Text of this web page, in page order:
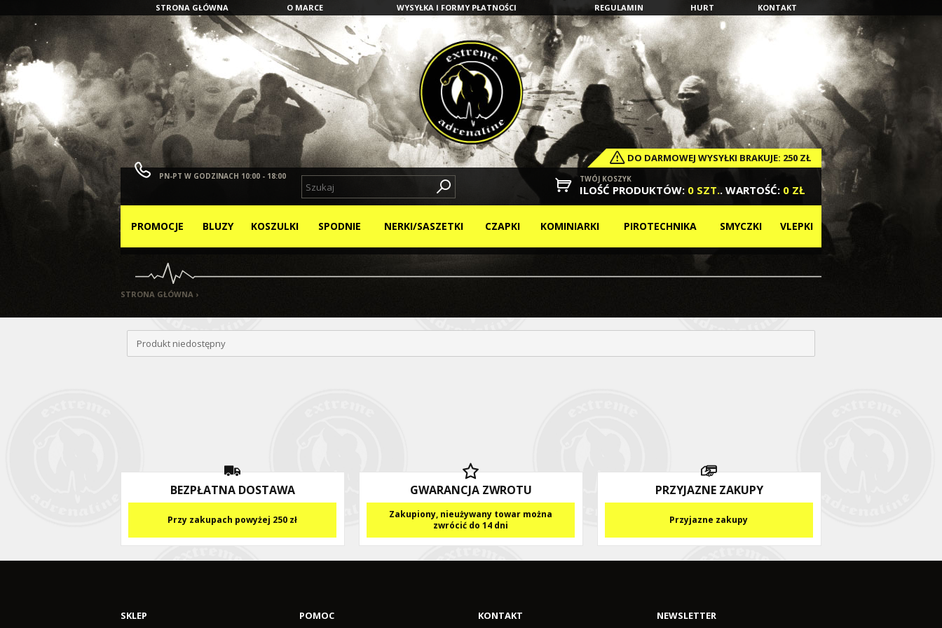
STRONA GŁÓWNA O MARCE WYSYŁKA I FORMY PŁATNOŚCI REGULAMIN HURT KONTAKT
DO DARMOWEJ WYSYŁKI BRAKUJE: 250 ZŁ
PN-PT W GODZINACH 10:00 - 18:00 TWÓJ KOSZYK
ILOŚĆ PRODUKTÓW: 0 SZT.. WARTOŚĆ: 0 ZŁ
PROMOCJE BLUZY KOSZULKI SPODNIE NERKI/SASZETKI CZAPKI KOMINIARKI PIROTECHNIKA SMYCZKI VLEPKI
STRONA GŁÓWNA ›
Produkt niedostępny
BEZPŁATNA DOSTAWA
Przy zakupach powyżej 250 zł
GWARANCJA ZWROTU
Zakupiony, nieużywany towar można
zwrócić do 14 dni
PRZYJAZNE ZAKUPY
Przyjazne zakupy
SKLEP POMOC KONTAKT NEWSLETTER